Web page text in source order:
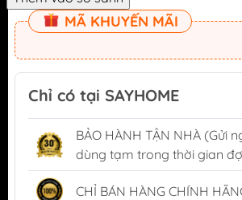
MÃ KHUYẾN MÃI
Chỉ có tại SAYHOME
BẢO HÀNH TẬN NHÀ (Gửi
dùng tạm trong thời gian
CHỈ BÁN HÀNG CHÍNH